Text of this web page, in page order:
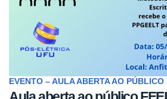
EVENTO – AULA ABERTA AO PÚBLICO